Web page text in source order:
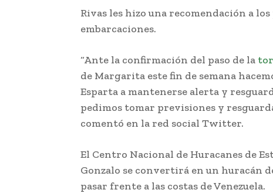
Rivas les hizo una recomendación a
embarcaciones.
“Ante la confirmación del paso de la
de Margarita este fin de semana
Esparta a mantenerse alerta y
pedimos tomar previsiones y
comentó en la red social Twitter.
El Centro Nacional de Huracanes de
Gonzalo se convertirá en un huracán
pasar frente a las costas de Venezuela.